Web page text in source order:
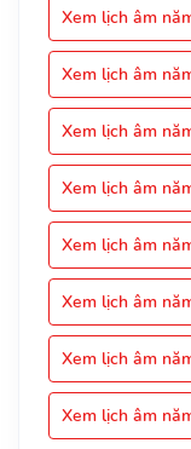
Xem lịch âm
Xem lịch âm
Xem lịch âm
Xem lịch âm
Xem lịch âm
Xem lịch âm
Xem lịch âm
Xem lịch âm